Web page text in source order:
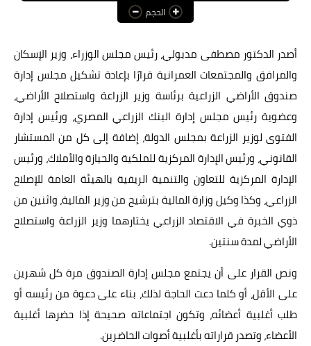
عالم المرأة
فن وثقافة
أخبار مصر
أخبار عربية
أخبار النجوم
أخبار العالم
الحجم
أصدر الدكتور مصطفى مدبولي، رئيس مجلس الوزراء، وزير الإسكان
والمرافق والمجتمعات العمرانية قرارًا بإعادة تشكيل مجلس إدارة
صندوق الأراضي الزراعية برئاسة وزير الزراعة واستصلاح الأراضي،
وعضوية رئيس مجلس إدارة البنك الزراعي المصري، ورئيس إدارة
الفتوى لوزير الزراعة بمجلس الدولة، إضافة إلى كل من المستشار
القانوني، ورئيس الإدارة المركزية للملكية والحيازة والأملاك، ورئيس
الإدارة المركزية للتعاون والتنمية الريفية بالهيئة العامة للإصلاح
الزراعي، وكذا وكيل وزارة المالية بترشيح من وزير المالية، واثنين من
ذوي الخبرة في الاقتصاد الزراعي يختارهما وزير الزراعة واستصلاح
الأراضي لمدة سنتين.
ونص القرار على أن يجتمع مجلس إدارة الصندوق مرة كل شهرين
على الأقل، أو كلما دعت الحاجة لذلك، بناء على دعوة من رئيسه أو
طلب أغلبية أعضائه، وتكون اجتماعاته صحيحة إذا حضرها أغلبية
الأعضاء، وتصدر قراراته بأغلبية أصوات الحاضرين.